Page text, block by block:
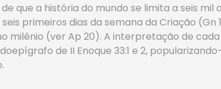
que a história do mundo se limita a seis
primeiros dias da semana da Criação
milênio (ver Ap 20). A interpretação de
de II Enoque 33:1 e 2,